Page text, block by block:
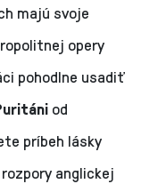
majú svoje
opery
pohodlne usadiť
od
príbeh lásky
anglickej